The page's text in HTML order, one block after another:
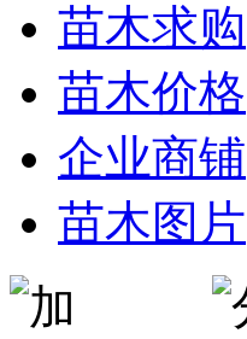
苗木求购
苗木价格
企业商铺
苗木图片